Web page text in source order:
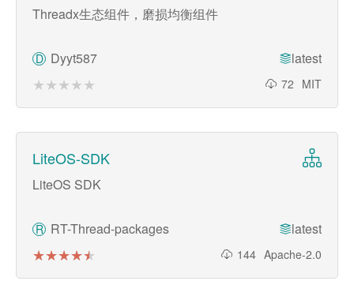
Threadx生态组件，磨损均衡组件
D Dyyt587 latest
★★★★★
★★★★★ 72 MIT
LiteOS-SDK
LiteOS SDK
R RT-Thread-packages latest
★★★★★
★★★★★ 144 Apache-2.0